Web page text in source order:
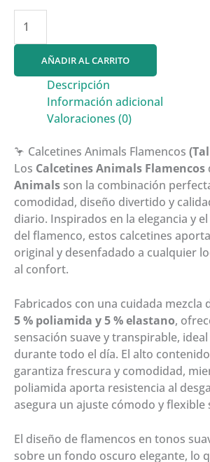
Animals
Flamencos
cantidadAÑADIR AL CARRITO
Descripción
Información adicional
Valoraciones (0)
🦩 Calcetines Animals Flamencos
Los Calcetines Animals Flamencos
Animalsson la combinación
comodidad, diseño divertido y
diario. Inspirados en la elegancia y
del flamenco, estos calcetines
original y desenfadado a cualquier
al confort.
Fabricados con una cuidada mezcla
5 % poliamida y 5 % elastano,
sensación suave y transpirable,
durante todo el día. El alto
garantiza frescura y comodidad,
poliamida aporta resistencia al
asegura un ajuste cómodo y flexible
El diseño de flamencos en tonos
sobre un fondo oscuro elegante, lo